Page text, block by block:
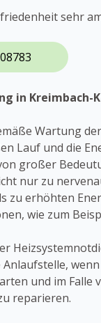
sehr
in Kreimbach-
Wartung
Lauf und die
großer
nur zu
zu erhöhten
wie zum
und im
reparieren.